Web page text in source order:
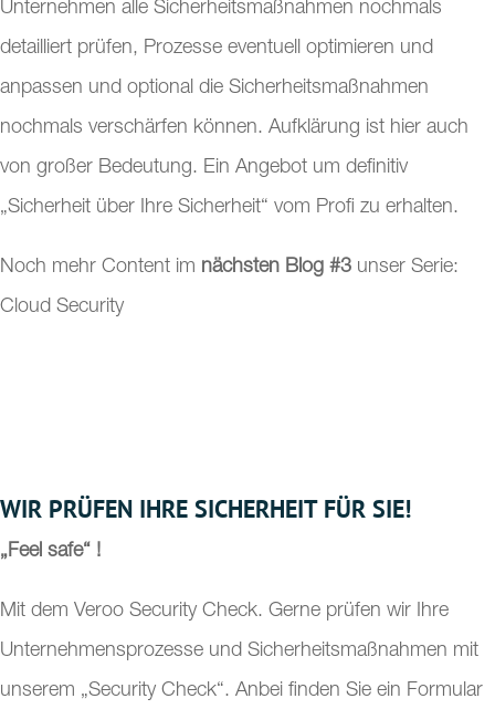
Unternehmen alle Sicherheitsmaßnahmen nochmals
detailliert prüfen, Prozesse eventuell optimieren und
anpassen und optional die Sicherheitsmaßnahmen
nochmals verschärfen können. Aufklärung ist hier auch
von großer Bedeutung. Ein Angebot um definitiv
„Sicherheit über Ihre Sicherheit“ vom Profi zu erhalten.
Noch mehr Content im nächsten Blog #3 unser Serie:
Cloud Security
WIR PRÜFEN IHRE SICHERHEIT FÜR SIE!
„Feel safe“ !
Mit dem Veroo Security Check. Gerne prüfen wir Ihre
Unternehmensprozesse und Sicherheitsmaßnahmen mit
unserem „Security Check“. Anbei finden Sie ein Formular